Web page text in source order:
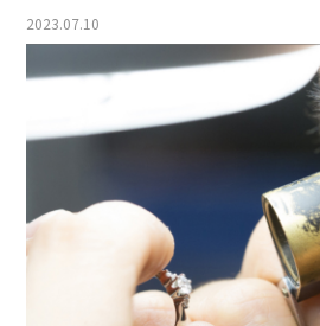
2023.07.10